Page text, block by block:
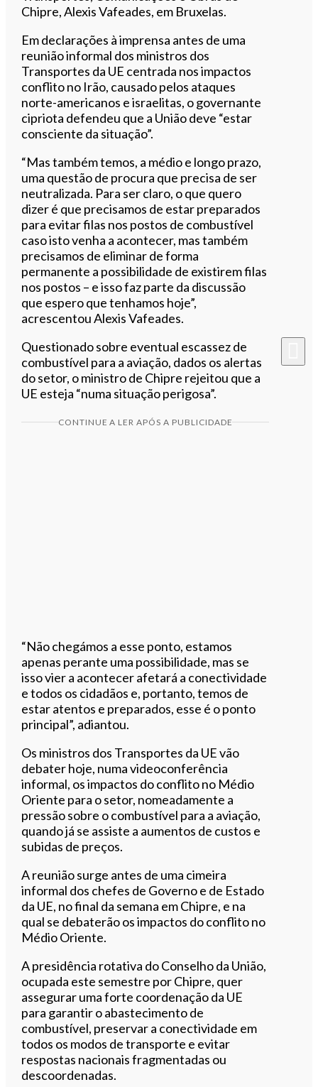
Chipre, Alexis Vafeades, em Bruxelas.
Em declarações à imprensa antes de uma
reunião informal dos ministros dos
Transportes da UE centrada nos impactos
conflito no Irão, causado pelos ataques
norte-americanos e israelitas, o governante
cipriota defendeu que a União deve “estar
consciente da situação”.
“Mas também temos, a médio e longo prazo,
uma questão de procura que precisa de ser
neutralizada. Para ser claro, o que quero
dizer é que precisamos de estar preparados
para evitar filas nos postos de combustível
caso isto venha a acontecer, mas também
precisamos de eliminar de forma
permanente a possibilidade de existirem filas
nos postos – e isso faz parte da discussão
que espero que tenhamos hoje”,
acrescentou Alexis Vafeades.
Questionado sobre eventual escassez de
combustível para a aviação, dados os alertas
do setor, o ministro de Chipre rejeitou que a
UE esteja “numa situação perigosa”.
CONTINUE A LER APÓS A PUBLICIDADE
“Não chegámos a esse ponto, estamos
apenas perante uma possibilidade, mas se
isso vier a acontecer afetará a conectividade
e todos os cidadãos e, portanto, temos de
estar atentos e preparados, esse é o ponto
principal”, adiantou.
Os ministros dos Transportes da UE vão
debater hoje, numa videoconferência
informal, os impactos do conflito no Médio
Oriente para o setor, nomeadamente a
pressão sobre o combustível para a aviação,
quando já se assiste a aumentos de custos e
subidas de preços.
A reunião surge antes de uma cimeira
informal dos chefes de Governo e de Estado
da UE, no final da semana em Chipre, e na
qual se debaterão os impactos do conflito no
Médio Oriente.
A presidência rotativa do Conselho da União,
ocupada este semestre por Chipre, quer
assegurar uma forte coordenação da UE
para garantir o abastecimento de
combustível, preservar a conectividade em
todos os modos de transporte e evitar
respostas nacionais fragmentadas ou
descoordenadas.